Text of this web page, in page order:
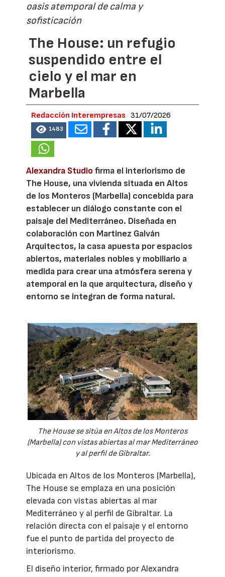
oasis atemporal de calma y
sofisticación
The House: un refugio
suspendido entre el
cielo y el mar en
Marbella
Redacción Interempresas 31/07/2026
1483
Alexandra Studio firma el interiorismo de
The House, una vivienda situada en Altos
de los Monteros (Marbella) concebida para
establecer un diálogo constante con el
paisaje del Mediterráneo. Diseñada en
colaboración con Martinez Galván
Arquitectos, la casa apuesta por espacios
abiertos, materiales nobles y mobiliario a
medida para crear una atmósfera serena y
atemporal en la que arquitectura, diseño y
entorno se integran de forma natural.
The House se sitúa en Altos de los Monteros
(Marbella) con vistas abiertas al mar Mediterráneo
y al perfil de Gibraltar.
Ubicada en Altos de los Monteros (Marbella),
The House se emplaza en una posición
elevada con vistas abiertas al mar
Mediterráneo y al perfil de Gibraltar. La
relación directa con el paisaje y el entorno
fue el punto de partida del proyecto de
interiorismo.
El diseño interior, firmado por Alexandra